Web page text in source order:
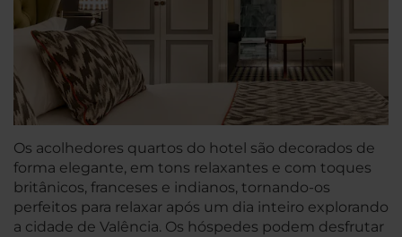
Os acolhedores quartos do hotel são decorados de
forma elegante, em tons relaxantes e com toques
britânicos, franceses e indianos, tornando-os
perfeitos para relaxar após um dia inteiro explorando
a cidade de Valência. Os hóspedes podem desfrutar